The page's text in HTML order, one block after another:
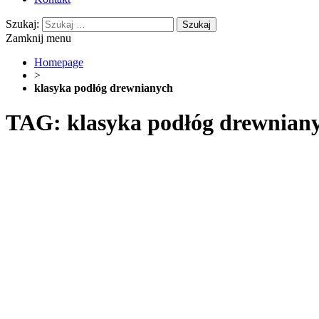
Szukaj:
Zamknij menu
Homepage
>
klasyka podłóg drewnianych
TAG: klasyka podłóg